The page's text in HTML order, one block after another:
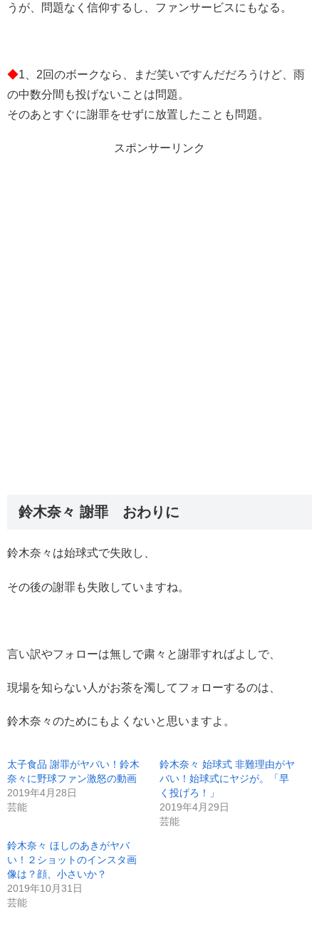
うが、問題なく信仰するし、ファンサービスにもなる。
◆1、2回のボークなら、まだ笑いですんだだろうけど、雨
の中数分間も投げないことは問題。
そのあとすぐに謝罪をせずに放置したことも問題。
スポンサーリンク
鈴木奈々 謝罪 おわりに
鈴木奈々は始球式で失敗し、
その後の謝罪も失敗していますね。
言い訳やフォローは無しで粛々と謝罪すればよしで、
現場を知らない人がお茶を濁してフォローするのは、
鈴木奈々のためにもよくないと思いますよ。
太子食品 謝罪がヤバい！鈴木
奈々に野球ファン激怒の動画
2019年4月28日
芸能
鈴木奈々 始球式 非難理由がヤ
バい！始球式にヤジが。「早
く投げろ！」
2019年4月29日
芸能
鈴木奈々 ほしのあきがヤバ
い！２ショットのインスタ画
像は？顔、小さいか？
2019年10月31日
芸能